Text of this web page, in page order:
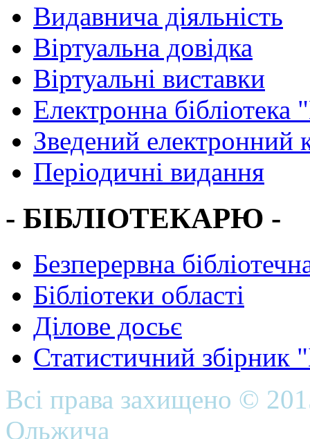
Видавнича діяльність
Віртуальна довідка
Віртуальні виставки
Електронна
Зведений електронний
Періодичні видання
- БІБЛІОТЕКАРЮ -
Безперервна
Бібліотеки області
Ділове досьє
Статистичний
Всі права захищено ©
Ольжича